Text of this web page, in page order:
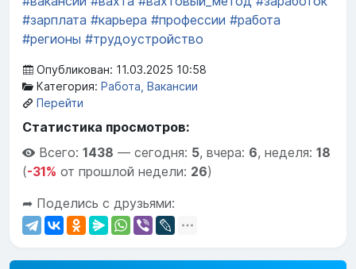
#зарплата #карьера #профессии #работа
#регионы #трудоустройство
Опубликован: 11.03.2025 10:58
Категория: Работа, Вакансии
Перейти
Статистика просмотров:
Всего: 1438 — сегодня: 5, вчера: 6, неделя: 18
(-31% от прошлой недели: 26)
➦ Поделись с друзьями: